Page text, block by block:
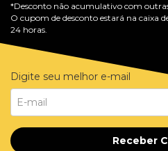
*Desconto não acumulativo com
O cupom de desconto estará na caixa
24 horas.
Digite seu melhor e-mail
Receber